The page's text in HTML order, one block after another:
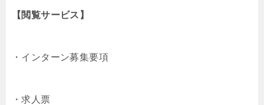
【閲覧サービス】
・インターン募集要項
・求人票